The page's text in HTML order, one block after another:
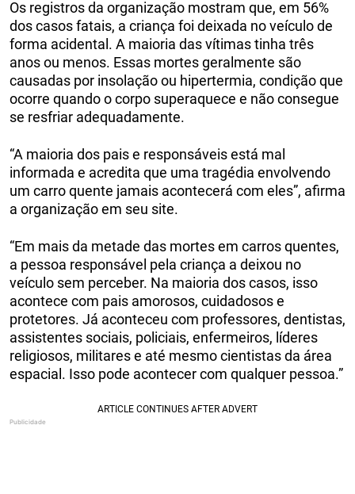
Os registros da organização mostram que, em 56%
dos casos fatais, a criança foi deixada no veículo de
forma acidental. A maioria das vítimas tinha três
anos ou menos. Essas mortes geralmente são
causadas por insolação ou hipertermia, condição que
ocorre quando o corpo superaquece e não consegue
se resfriar adequadamente.
“A maioria dos pais e responsáveis está mal
informada e acredita que uma tragédia envolvendo
um carro quente jamais acontecerá com eles”, afirma
a organização em seu site.
“Em mais da metade das mortes em carros quentes,
a pessoa responsável pela criança a deixou no
veículo sem perceber. Na maioria dos casos, isso
acontece com pais amorosos, cuidadosos e
protetores. Já aconteceu com professores, dentistas,
assistentes sociais, policiais, enfermeiros, líderes
religiosos, militares e até mesmo cientistas da área
espacial. Isso pode acontecer com qualquer pessoa.”